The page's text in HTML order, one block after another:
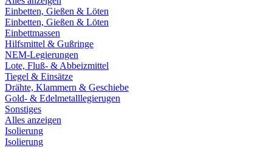
Einbetten, Gießen & Löten
Einbetten, Gießen & Löten
Einbettmassen
Hilfsmittel & Gußringe
NEM-Legierungen
Lote, Fluß- & Abbeizmittel
Tiegel & Einsätze
Drähte, Klammern & Geschiebe
Gold- & Edelmetalllegierugen
Sonstiges
Alles anzeigen
Isolierung
Isolierung